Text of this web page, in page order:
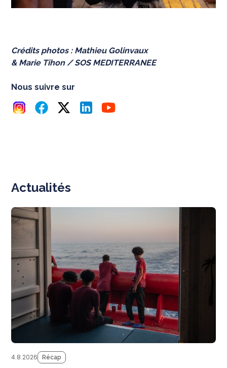
Crédits photos : Mathieu Golinvaux
& Marie Tihon / SOS MEDITERRANEE
Nous suivre sur
Actualités
4.8.2026 Récap